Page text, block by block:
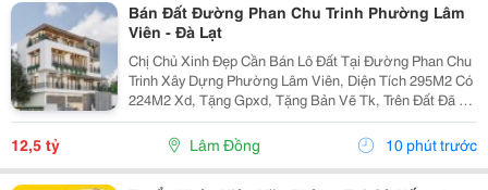
Bán Đất Đường Phan Chu Trinh Phường Lâm
Viên - Đà Lạt
Chị Chủ Xinh Đẹp Cần Bán Lô Đất Tại Đường Phan Chu
Trinh Xây Dựng Phường Lâm Viên, Diện Tích 295M2 Có
224M2 Xd, Tặng Gpxd, Tặng Bản Vẽ Tk, Trên Đất Đã Ép
Cọc Giá 12.5Ty Liên Hệ 0917786186
12,5 tỷ Lâm Đồng 10 phút trước